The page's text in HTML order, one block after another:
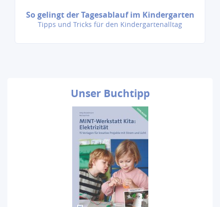
So gelingt der Tagesablauf im Kindergarten
Tipps und Tricks für den Kindergartenalltag
Unser Buchtipp